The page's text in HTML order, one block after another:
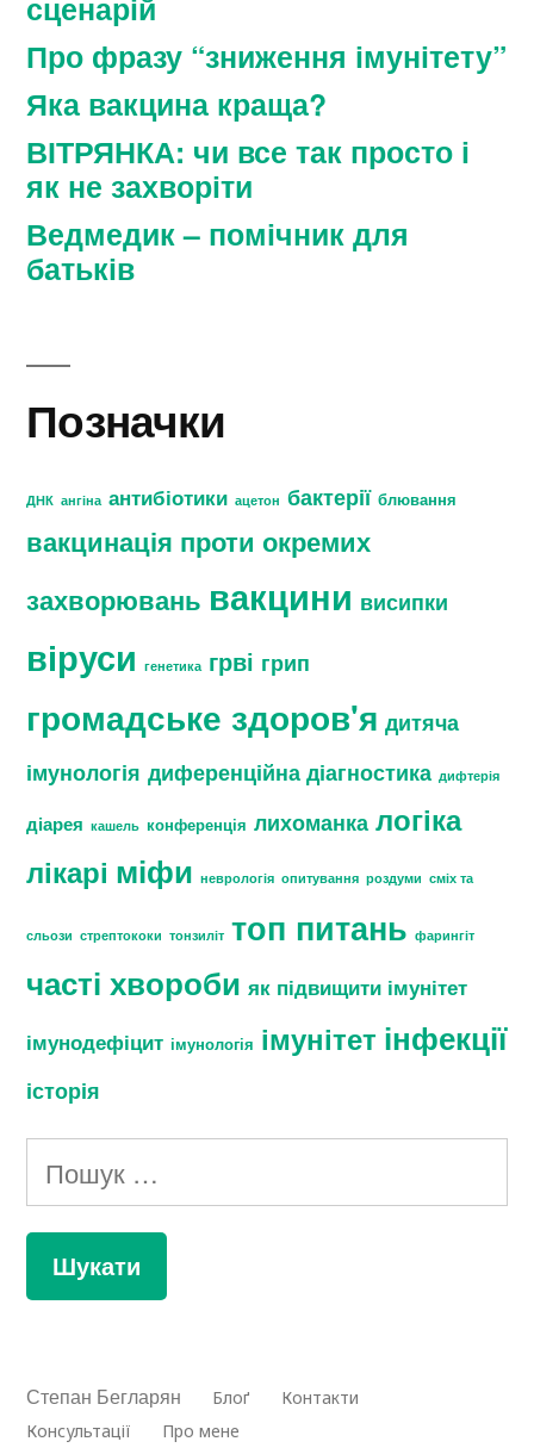
сценарій
Про фразу “зниження імунітету”
Яка вакцина краща?
ВІТРЯНКА: чи все так просто і
як не захворіти
Ведмедик – помічник для
батьків
Позначки
ДНК ангіна антибіотики ацетон бактерії блювання
вакцинація проти окремих
захворювань вакцини висипки
віруси генетика грві грип
громадське здоров'я дитяча
імунологія диференційна діагностика дифтерія
діарея кашель конференція лихоманка логіка
лікарі міфи неврологія опитування роздуми сміх та
сльози стрептококи тонзиліт топ питань фарингіт
часті хвороби як підвищити імунітет
імунодефіцит імунологія імунітет інфекції
історія
Пошук:
Степан Бегларян Блоґ
Контакти
Консультації
Про мене